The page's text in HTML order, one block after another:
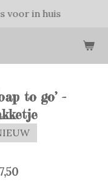
voor in huis
to go’ -